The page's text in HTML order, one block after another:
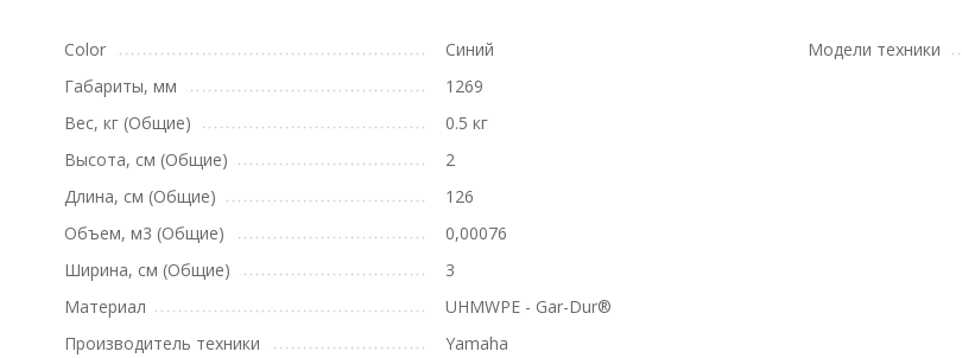
Color
Синий
Габариты, мм
1269
Вес, кг (Общие)
0.5 кг
Высота, см (Общие)
2
Длина, см (Общие)
126
Объем, м3 (Общие)
0,00076
Ширина, см (Общие)
3
Материал
UHMWPE - Gar-Dur®
Производитель техники
Yamaha
Модели техники